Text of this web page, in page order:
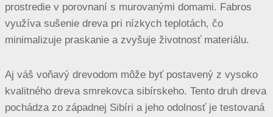
prostredie v porovnaní s murovanými domami. Fabros
využíva sušenie dreva pri nízkych teplotách, čo
minimalizuje praskanie a zvyšuje životnosť materiálu.
Aj váš voňavý drevodom môže byť postavený z vysoko
kvalitného dreva smrekovca sibírskeho. Tento druh dreva
pochádza zo západnej Sibíri a jeho odolnosť je testovaná